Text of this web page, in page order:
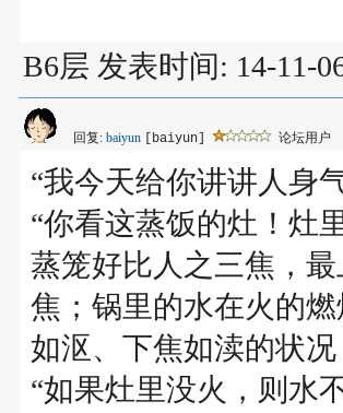
B6层 发表时间: 14-11-
回复: baiyun [baiyun] 论坛用户
“我今天给你讲讲人身
“你看这蒸饭的灶！灶
蒸笼好比人之三焦，
焦；锅里的水在火的
如沤、下焦如渎的状况
“如果灶里没火，则水